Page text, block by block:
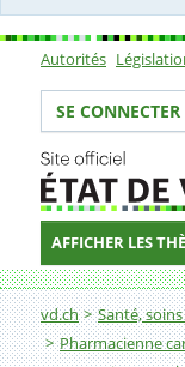
Sous-
Autorités
Votre
SE CONNECTER
AFFICHER LES
Fil
vd.ch Santé,
Pharmacienne
Prévention de